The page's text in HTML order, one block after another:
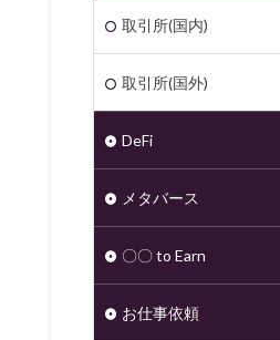
取引所(国内)
取引所(国外)
DeFi
メタバース
〇〇 to Earn
お仕事依頼